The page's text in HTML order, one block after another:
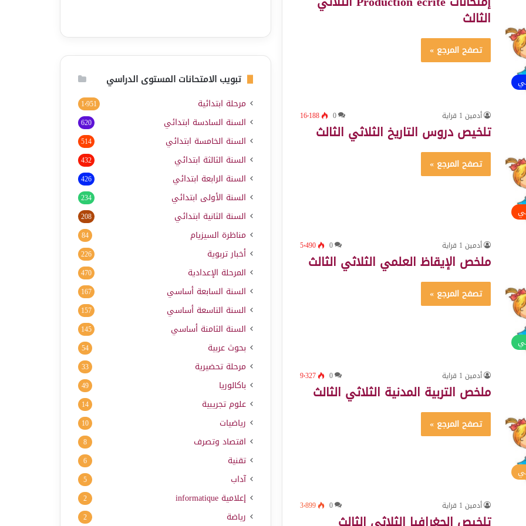
الثالث
تصفح المرجع »
أدمين 1 قراية 0 16٬188
تلخيص دروس التاريخ الثلاثي الثالث
تصفح المرجع »
أدمين 1 قراية 0 5٬490
ملخص الإيقاظ العلمي الثلاثي الثالث
تصفح المرجع »
أدمين 1 قراية 0 9٬327
ملخص التربية المدنية الثلاثي الثالث
تصفح المرجع »
أدمين 1 قراية 0 3٬899
تبويب الامتحانات المستوى الدراسي
مرحلة ابتدائية 1٬951
السنة السادسة ابتدائي 620
السنة الخامسة ابتدائي 514
السنة الثالثة ابتدائي 432
السنة الرابعة ابتدائي 426
السنة الأولى ابتدائي 234
السنة الثانية ابتدائي 208
مناظرة السيزيام 84
أخبار تربوية 226
المرحلة الإعدادية 470
السنة السابعة أساسي 167
السنة التاسعة أساسي 157
السنة الثامنة أساسي 145
بحوث عربية 54
مرحلة تحضيرية 33
باكالوريا 49
علوم تجريبية 14
رياضيات 10
اقتصاد وتصرف 8
تقنية 6
آداب 5
إعلامية informatique
2
رياضة 2